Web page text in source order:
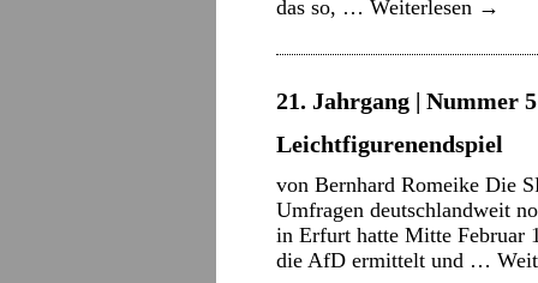
das so, … Weiterlesen →
21. Jahrgang | Nummer
Leichtfigurenendspiel
von Bernhard Romeike Die
Umfragen deutschlandweit
in Erfurt hatte Mitte Februar
die AfD ermittelt und …